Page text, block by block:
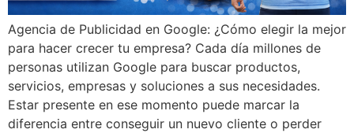
Agencia de Publicidad en Google: ¿Cómo elegir la mejor
para hacer crecer tu empresa? Cada día millones de
personas utilizan Google para buscar productos,
servicios, empresas y soluciones a sus necesidades.
Estar presente en ese momento puede marcar la
diferencia entre conseguir un nuevo cliente o perder